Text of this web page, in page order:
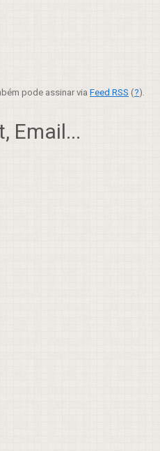
pode assinar via Feed RSS (?).
Email...